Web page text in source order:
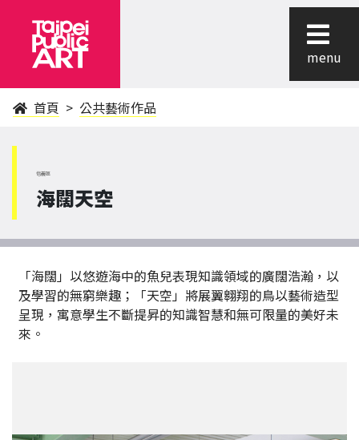
menu
首頁 公共藝術作品
信義區
海闊天空
「海闊」以悠遊海中的魚兒表現知識領域的廣闊浩瀚，以
及學習的無窮樂趣；「天空」將展翼翱翔的鳥以藝術造型
呈現，寓意學生不斷提昇的知識智慧和無可限量的美好未
來。